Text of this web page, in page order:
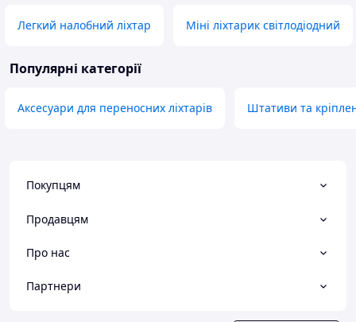
Легкий налобний ліхтар Міні ліхтарик світлодіодний
Популярні категорії
Аксесуари для переносних ліхтарів Штативи та
Покупцям
Продавцям
Про нас
Партнери